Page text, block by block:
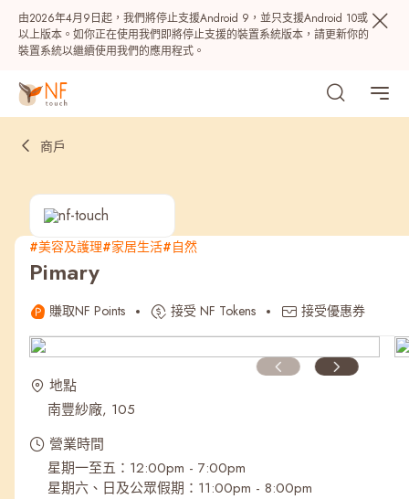
由2026年4月9日起，我們將停止支援Android 9，並只支援Android 10或
以上版本。如你正在使用我們即將停止支援的裝置系統版本，請更新你的
裝置系統以繼續使用我們的應用程式。
熱門
最近搜尋紀錄
商戶
#美容及護理#家居生活#自然
Pimary
賺取NF Points 接受 NF Tokens 接受優惠券
地點
南豐紗廠, 105
營業時間
星期一至五：12:00pm - 7:00pm
星期六、日及公眾假期：11:00pm - 8:00pm